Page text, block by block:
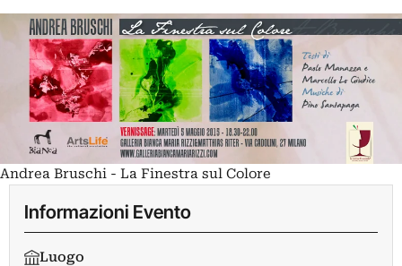
Andrea Bruschi - La Finestra sul Colore
Informazioni Evento
Luogo